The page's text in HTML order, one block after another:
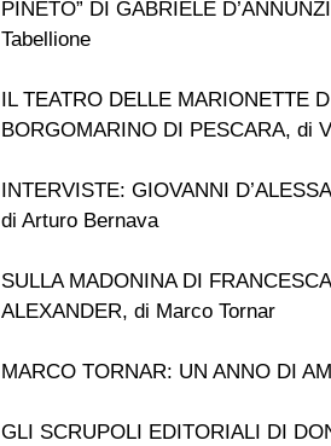
PINETO” DI GABRIELE
Tabellione
IL TEATRO DELLE MARIONETTE
BORGOMARINO DI PESCARA, di
INTERVISTE: GIOVANNI
di Arturo Bernava
SULLA MADONINA DI FRANCESCA
ALEXANDER, di Marco Tornar
MARCO TORNAR: UN ANNO DI
GLI SCRUPOLI EDITORIALI DI